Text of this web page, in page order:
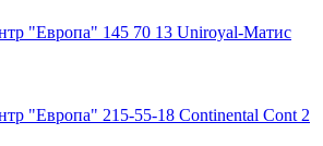
145 70 13 Uniroyal-Матис
215-55-18 Continental Cont 2